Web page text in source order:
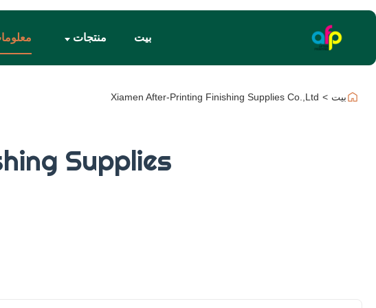
بيت منتجات
بيت >
Xiamen After-Printing Finishing Supplies Co.,Ltd
Supplies